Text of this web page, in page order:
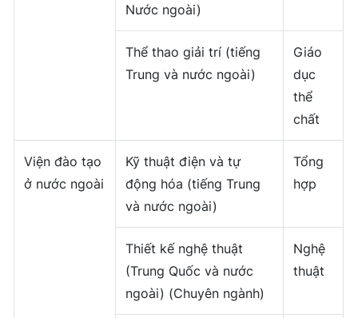
Nước ngoài)
Thể thao giải trí (tiếng
Trung và nước ngoài)
Giáo
dục
thể
chất
Viện đào tạo
ở nước ngoài
Kỹ thuật điện và tự
động hóa (tiếng Trung
và nước ngoài)
Tổng
hợp
Thiết kế nghệ thuật
(Trung Quốc và nước
ngoài) (Chuyên ngành)
Nghệ
thuật